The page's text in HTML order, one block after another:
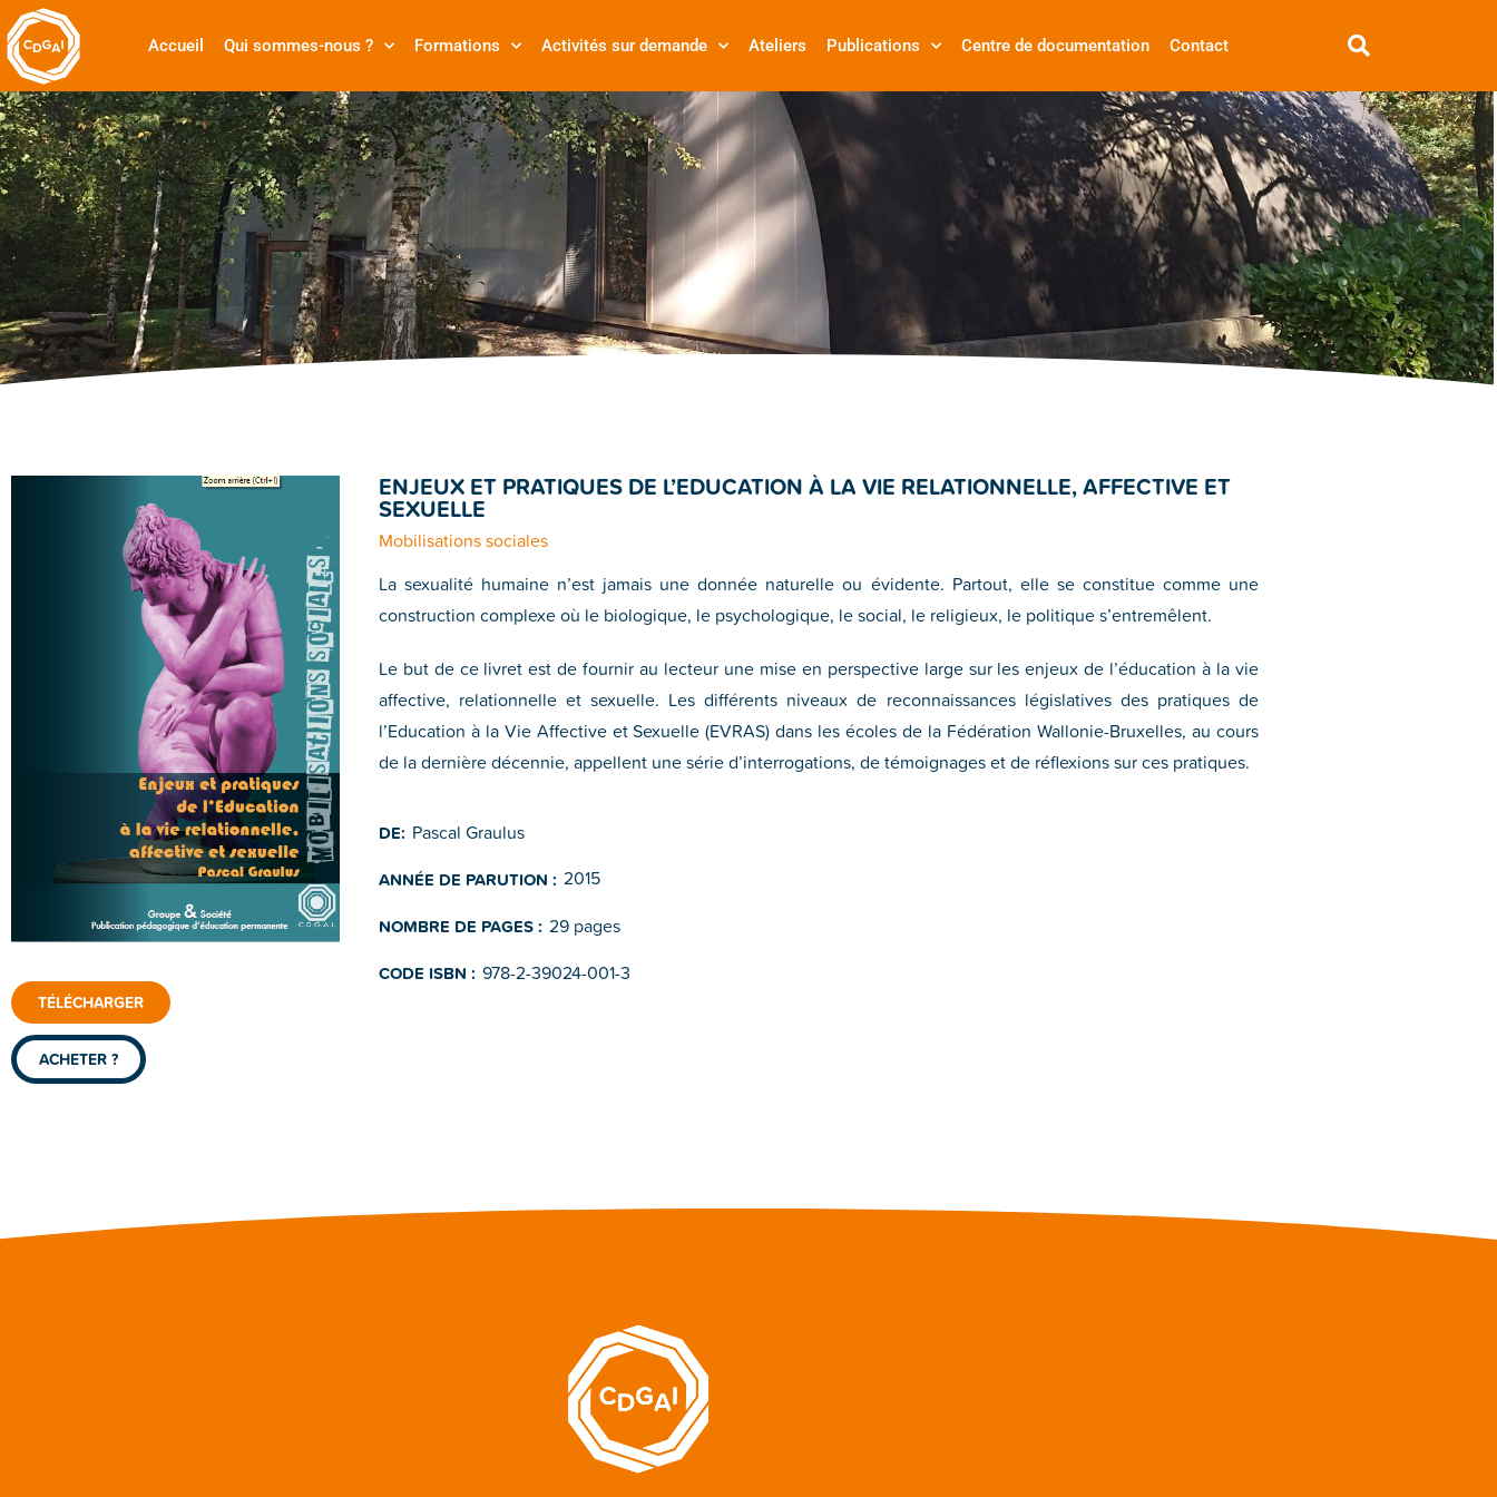
Accueil Qui sommes-nous ? Formations Activités sur demande Ateliers Publications Centre de documentation Contact
TÉLÉCHARGER
ACHETER ?
ENJEUX ET PRATIQUES DE L’EDUCATION À LA VIE RELATIONNELLE, AFFECTIVE ET
SEXUELLE
Mobilisations sociales
La sexualité humaine n’est jamais une donnée naturelle ou évidente. Partout, elle se constitue comme une
construction complexe où le biologique, le psychologique, le social, le religieux, le politique s’entremêlent.
Le but de ce livret est de fournir au lecteur une mise en perspective large sur les enjeux de l’éducation à la vie
affective, relationnelle et sexuelle. Les différents niveaux de reconnaissances législatives des pratiques de
l’Education à la Vie Affective et Sexuelle (EVRAS) dans les écoles de la Fédération Wallonie-Bruxelles, au cours
de la dernière décennie, appellent une série d’interrogations, de témoignages et de réflexions sur ces pratiques.
DE: Pascal Graulus
ANNÉE DE PARUTION : 2015
NOMBRE DE PAGES : 29 pages
CODE ISBN : 978-2-39024-001-3